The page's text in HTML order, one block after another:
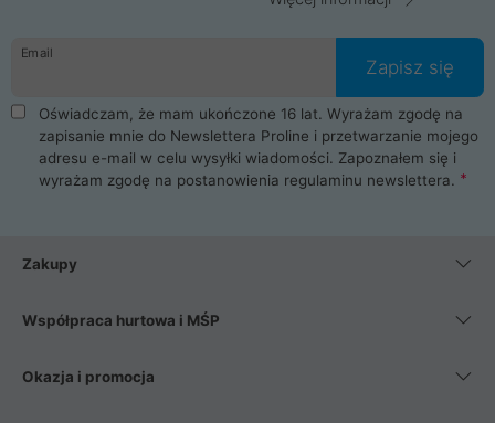
Email
Zapisz się
Oświadczam, że mam ukończone 16 lat. Wyrażam zgodę na
zapisanie mnie do Newslettera Proline i przetwarzanie mojego
adresu e-mail w celu wysyłki wiadomości. Zapoznałem się i
wyrażam zgodę na postanowienia regulaminu newslettera.
Zakupy
Współpraca hurtowa i MŚP
Okazja i promocja